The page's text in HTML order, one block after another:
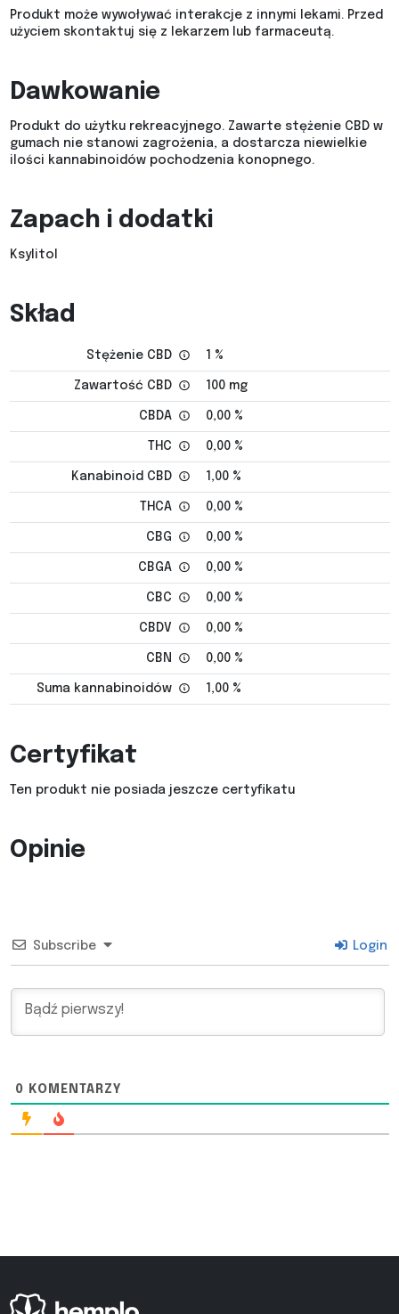
Produkt może wywoływać interakcje z innymi lekami. Przed
użyciem skontaktuj się z lekarzem lub farmaceutą.
Dawkowanie
Produkt do użytku rekreacyjnego. Zawarte stężenie CBD w
gumach nie stanowi zagrożenia, a dostarcza niewielkie
ilości kannabinoidów pochodzenia konopnego.
Zapach i dodatki
Ksylitol
Skład
Stężenie CBD 1 %
Zawartość CBD 100 mg
CBDA 0,00 %
THC 0,00 %
Kanabinoid CBD 1,00 %
THCA 0,00 %
CBG 0,00 %
CBGA 0,00 %
CBC 0,00 %
CBDV 0,00 %
CBN 0,00 %
Suma kannabinoidów 1,00 %
Certyfikat
Ten produkt nie posiada jeszcze certyfikatu
Opinie
Subscribe Login
0 KOMENTARZY